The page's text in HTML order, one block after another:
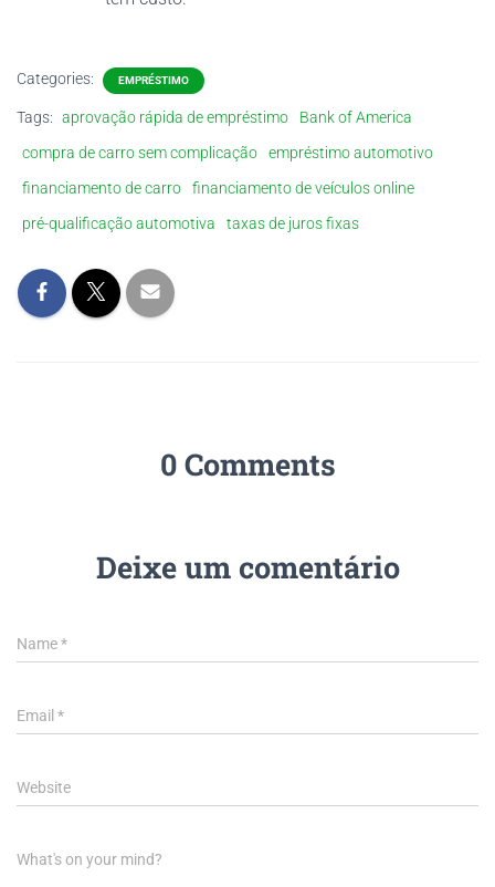
Categories: EMPRÉSTIMO
Tags: aprovação rápida de empréstimo
Bank of America
compra de carro sem complicação
empréstimo automotivo
financiamento de carro
financiamento de veículos online
pré-qualificação automotiva
taxas de juros fixas
0 Comments
Deixe um comentário
Name*
Email *
Website
What's on your mind?